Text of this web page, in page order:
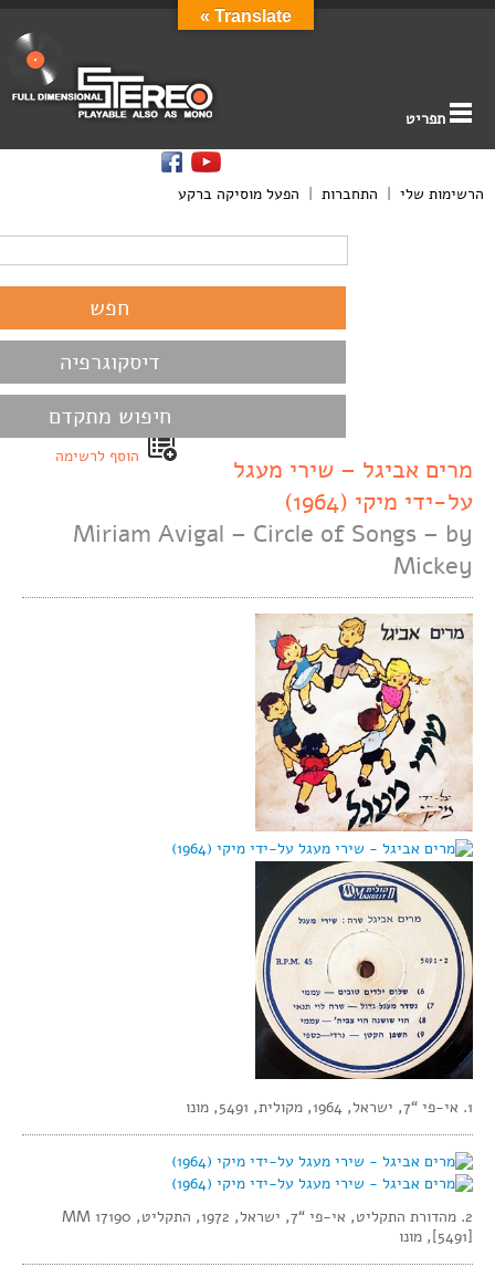
תפריט
הרשימות שלי | התחברות | הפעל מוסיקה ברקע
דיסקוגרפיה
חיפוש מתקדם
הוסף לרשימה
מרים אביגל – שירי מעגל
על-ידי מיקי (1964)
Miriam Avigal – Circle of Songs – by
Mickey
1. אי-פי “7, ישראל, 1964, מקולית, 5491, מונו
2. מהדורת התקליט, אי-פי “7, ישראל, 1972, התקליט, MM 17190
[5491], מונו
Translate »